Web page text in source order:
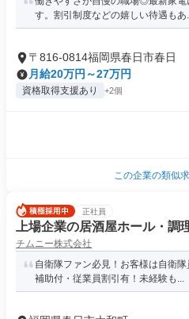
す。割引制度などの嬉しい待遇もあ
〒816-0814福岡県春日市春日
月給20万円～27万円
資格取得支援あり +2個
この企業の類似
正社員
上場企業の居酒屋ホール・調
チムニー株式会社
自衛隊ファン必見！お客様は自衛
補助付・従業員割引有！未経験も...